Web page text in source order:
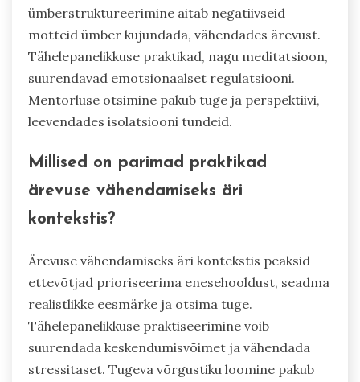
ümberstruktureerimine aitab negatiivseid
mõtteid ümber kujundada, vähendades ärevust.
Tähelepanelikkuse praktikad, nagu meditatsioon,
suurendavad emotsionaalset regulatsiooni.
Mentorluse otsimine pakub tuge ja perspektiivi,
leevendades isolatsiooni tundeid.
Millised on parimad praktikad
ärevuse vähendamiseks äri
kontekstis?
Ärevuse vähendamiseks äri kontekstis peaksid
ettevõtjad prioriseerima enesehooldust, seadma
realistlikke eesmärke ja otsima tuge.
Tähelepanelikkuse praktiseerimine võib
suurendada keskendumisvõimet ja vähendada
stressitaset. Tugeva võrgustiku loomine pakub